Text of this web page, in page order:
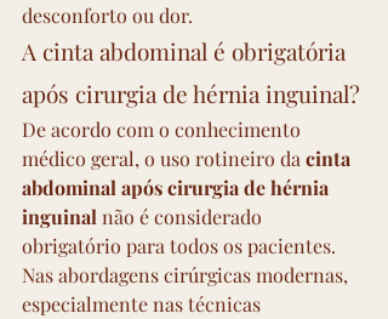
desconforto ou dor.
A cinta abdominal é obrigatória
após cirurgia de hérnia inguinal?
De acordo com o conhecimento
médico geral, o uso rotineiro da cinta
abdominal após cirurgia de hérnia
inguinal não é considerado
obrigatório para todos os pacientes.
Nas abordagens cirúrgicas modernas,
especialmente nas técnicas